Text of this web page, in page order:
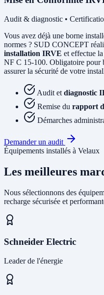
Audit & diagnostic •
Vous avez déjà une borne
normes ? SUD CONCEPT
installation IRVE et effectue
NF C 15-100. Obligatoire pour
assurer la sécurité de votre
Audit et diagnostic
Remise du rapport
Démarches
Demander un audit
Équipements installés à Velaux
Les meilleures
Nous sélectionnons des
recharge sécurisée et
Schneider Electric
Leader de l'énergie